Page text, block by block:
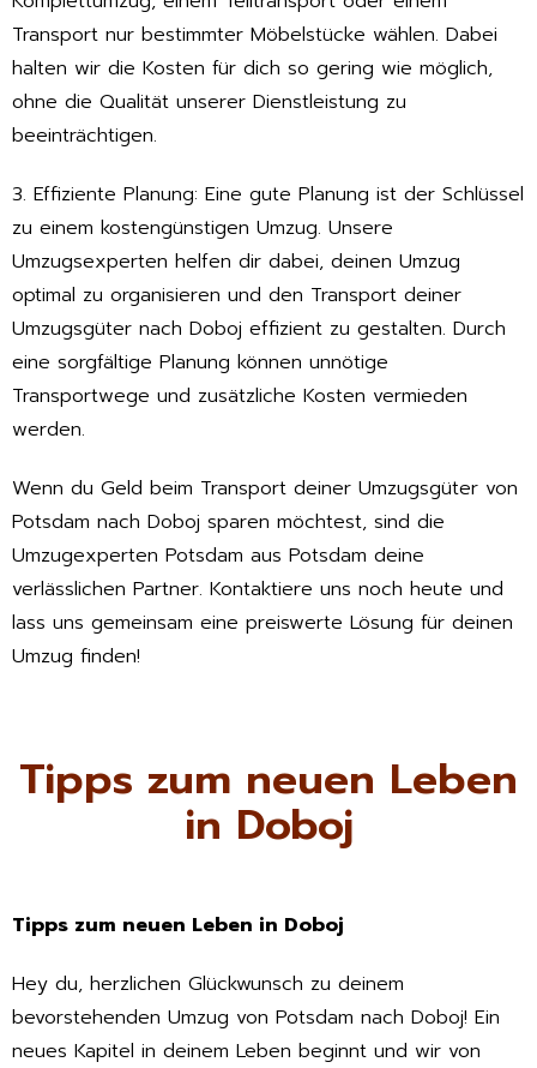
Transport nur bestimmter Möbelstücke wählen. Dabei
halten wir die Kosten für dich so gering wie möglich,
ohne die Qualität unserer Dienstleistung zu
beeinträchtigen.
3. Effiziente Planung: Eine gute Planung ist der Schlüssel
zu einem kostengünstigen Umzug. Unsere
Umzugsexperten helfen dir dabei, deinen Umzug
optimal zu organisieren und den Transport deiner
Umzugsgüter nach Doboj effizient zu gestalten. Durch
eine sorgfältige Planung können unnötige
Transportwege und zusätzliche Kosten vermieden
werden.
Wenn du Geld beim Transport deiner Umzugsgüter von
Potsdam nach Doboj sparen möchtest, sind die
Umzugexperten Potsdam aus Potsdam deine
verlässlichen Partner. Kontaktiere uns noch heute und
lass uns gemeinsam eine preiswerte Lösung für deinen
Umzug finden!
Tipps zum neuen Leben
in Doboj
Tipps zum neuen Leben in Doboj
Hey du, herzlichen Glückwunsch zu deinem
bevorstehenden Umzug von Potsdam nach Doboj! Ein
neues Kapitel in deinem Leben beginnt und wir von